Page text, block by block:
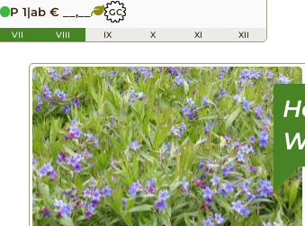
P 1|ab € __,__ GC
VII VIII IX X XI XII